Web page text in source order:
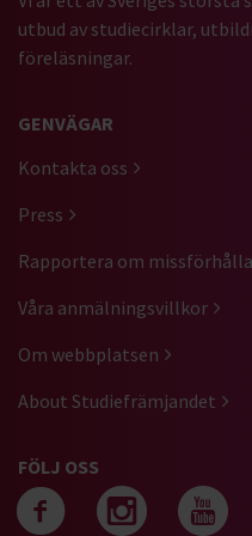
utbud av studiecirklar,
föreläsningar.
GENVÄGAR
Kontakta oss
Press
Rapportera om
Våra anmälningsvillkor
Om webbplatsen
About Studiefrämjandet
FÖLJ OSS